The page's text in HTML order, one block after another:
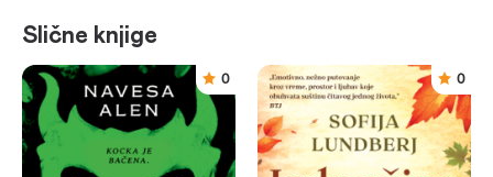
Slične knjige
0
0